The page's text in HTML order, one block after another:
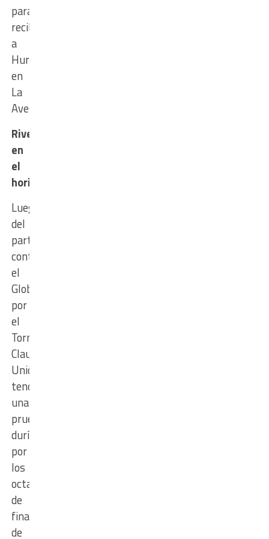
para
recibir
a
Huracán
en
La
Avenida.
River
en
el
horizonte
Luego
del
partido
contra
el
Globo
por
el
Torneo
Clausura,
Unión
tendrá
una
prueba
durísima
por
los
octavos
de
final
de